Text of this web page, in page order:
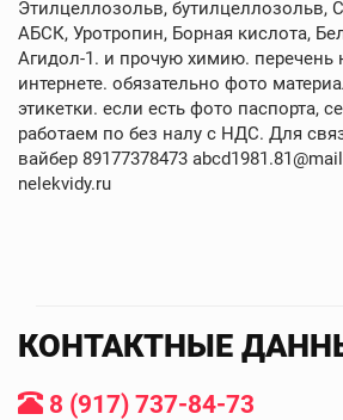
Этилцеллозольв,
АБСК, Уротропин, Борная кислота,
Агидол-1. и прочую химию. перечень
интернете. обязательно фото
этикетки. если есть фото паспорта,
работаем по без налу с НДС. Для
вайбер 89177378473
nelekvidy.ru
КОНТАКТНЫЕ
8 (917) 737-84-73